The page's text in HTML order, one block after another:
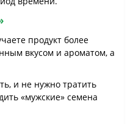
продукт более
вкусом и ароматом, а
и не нужно тратить
«мужские» семена